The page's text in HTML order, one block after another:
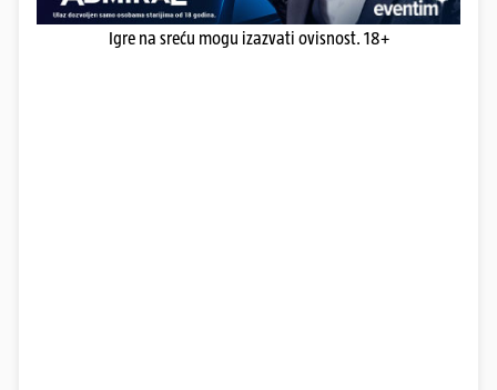
Igre na sreću mogu izazvati ovisnost. 18+